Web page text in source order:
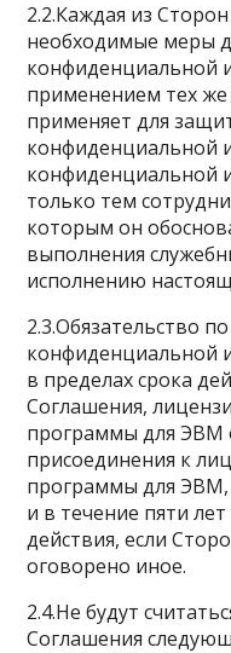
2.2.Каждая из
необходимые меры
конфиденциальной
применением тех
применяет для
конфиденциальной
конфиденциальной
только тем
которым он
выполнения
исполнению
2.3.Обязательство
конфиденциальной
в пределах срока
Соглашения,
программы для ЭВМ
присоединения к
программы для ЭВМ,
и в течение пяти
действия, если
оговорено иное.
2.4.Не будут
Соглашения